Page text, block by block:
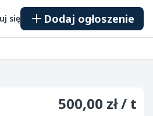
się Dodaj ogłoszenie
500,00 zł / t